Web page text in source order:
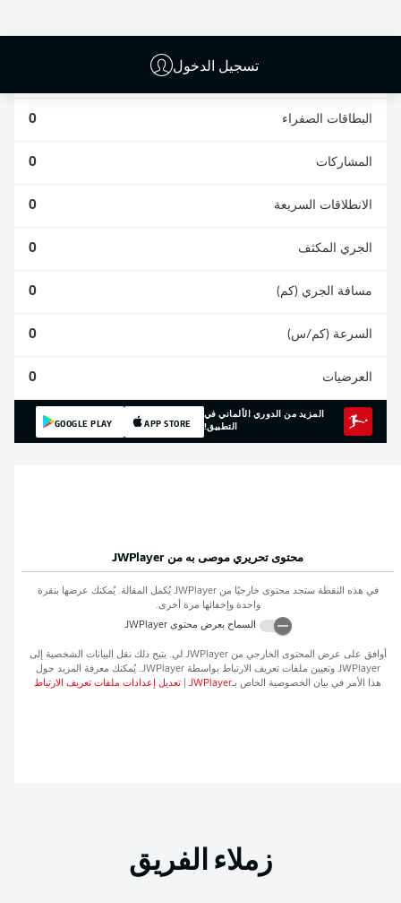
تسجيل الدخول
البطاقات الصفراء 0
المشاركات 0
الانطلاقات السريعة 0
الجري المكثف 0
مسافة الجري (كم) 0
السرعة (كم/س) 0
العرضيات 0
المزيد من الدوري الألماني في
التطبيق!
APP STORE
GOOGLE PLAY
محتوى تحريري موصى به من JWPlayer
في هذه النقطة ستجد محتوى خارجيًا منJWPlayer يُكمل المقالة. يُمكنك عرضها بنقرة
واحدة وإخفائها مرة أخرى.
السماح بعرض محتوىJWPlayer
أوافق على عرض المحتوى الخارجي منJWPlayer لي. يتيح ذلك نقل البيانات الشخصية إلى
JWPlayer وتعيين ملفات تعريف الارتباط بواسطةJWPlayer. يُمكنك معرفة المزيد حول
هذا الأمر في بيان الخصوصية الخاص بـJWPlayer تعديل إعدادات ملفات تعريف الارتباط
زملاء الفريق